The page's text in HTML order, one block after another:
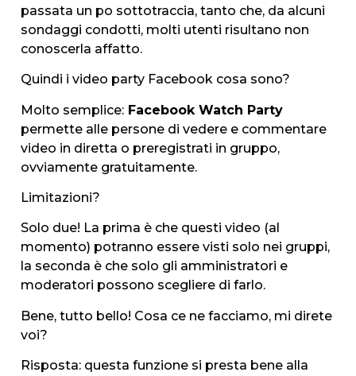
passata un po sottotraccia, tanto che, da alcuni
sondaggi condotti, molti utenti risultano non
conoscerla affatto.
Quindi i video party Facebook cosa sono?
Molto semplice: Facebook Watch Party
permette alle persone di vedere e commentare
video in diretta o preregistrati in gruppo,
ovviamente gratuitamente.
Limitazioni?
Solo due! La prima è che questi video (al
momento) potranno essere visti solo nei gruppi,
la seconda è che solo gli amministratori e
moderatori possono scegliere di farlo.
Bene, tutto bello! Cosa ce ne facciamo, mi direte
voi?
Risposta: questa funzione si presta bene alla